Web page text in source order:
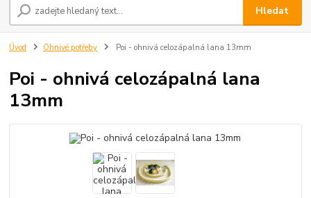
Hledat
Úvod Ohnivé potřeby Poi - ohnivá celozápalná lana 13mm
Poi - ohnivá celozápalná lana
13mm